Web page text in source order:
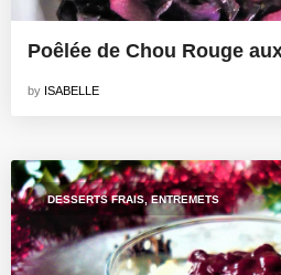
Poêlée de Chou Rouge
by ISABELLE
DESSERTS FRAIS, ENTREMETS